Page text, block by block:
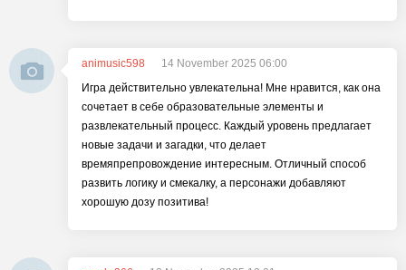
animusic598
14 November 2025 06:00
Игра действительно увлекательна! Мне нравится, как она
сочетает в себе образовательные элементы и
развлекательный процесс. Каждый уровень предлагает
новые задачи и загадки, что делает
времяпрепровождение интересным. Отличный способ
развить логику и смекалку, а персонажи добавляют
хорошую дозу позитива!